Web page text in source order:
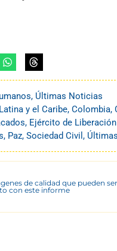
, Últimas Noticias
y el Caribe, Colombia,
, Ejército de
, Paz, Sociedad Civil ,
de calidad que pueden
con este informe